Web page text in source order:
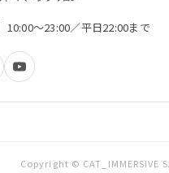
10:00〜23:00／平日22:00まで
Copyright © CAT_IMMERSIVE